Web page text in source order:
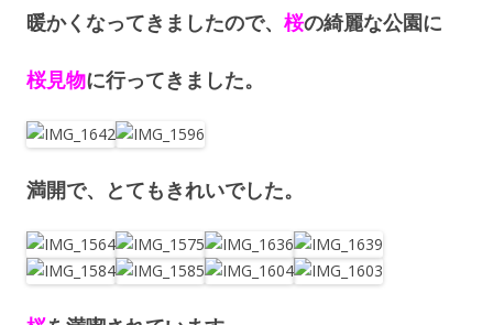
暖かくなってきましたので、 桜の綺麗な公園に
桜見物に行ってきました。
満開で、とてもきれいでした。